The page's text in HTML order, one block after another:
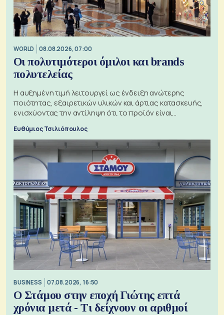
WORLD 08.08.2026, 07:00
Οι πολυτιμότεροι όμιλοι και brands
πολυτελείας
Η αυξημένη τιμή λειτουργεί ως ένδειξη ανώτερης
ποιότητας, εξαιρετικών υλικών και άρτιας κατασκευής,
ενισχύοντας την αντίληψη ότι το προϊόν είναι
Ευθύμιος Τσιλιόπουλος
BUSINESS 07.08.2026, 16:50
Ο Στάμου στην εποχή Γιώτης επτά
χρόνια μετά - Τι δείχνουν οι αριθμοί